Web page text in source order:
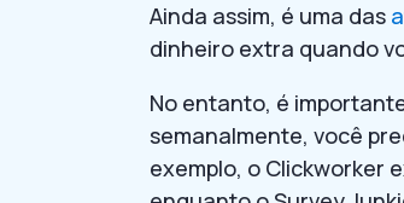
Ainda assim, é uma das
dinheiro extra quando
No entanto, é
semanalmente, você
exemplo, o Clickworker